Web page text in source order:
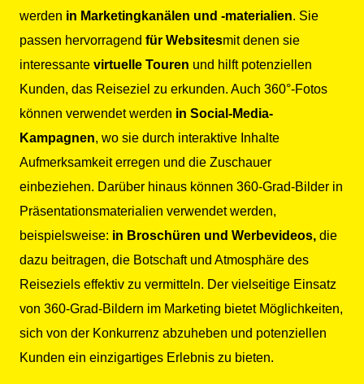
werden in Marketingkanälen und -materialien. Sie
passen hervorragend für Websitesmit denen sie
interessante virtuelle Touren und hilft potenziellen
Kunden, das Reiseziel zu erkunden. Auch 360°-Fotos
können verwendet werden in Social-Media-
Kampagnen, wo sie durch interaktive Inhalte
Aufmerksamkeit erregen und die Zuschauer
einbeziehen. Darüber hinaus können 360-Grad-Bilder in
Präsentationsmaterialien verwendet werden,
beispielsweise: in Broschüren und Werbevideos, die
dazu beitragen, die Botschaft und Atmosphäre des
Reiseziels effektiv zu vermitteln. Der vielseitige Einsatz
von 360-Grad-Bildern im Marketing bietet Möglichkeiten,
sich von der Konkurrenz abzuheben und potenziellen
Kunden ein einzigartiges Erlebnis zu bieten.